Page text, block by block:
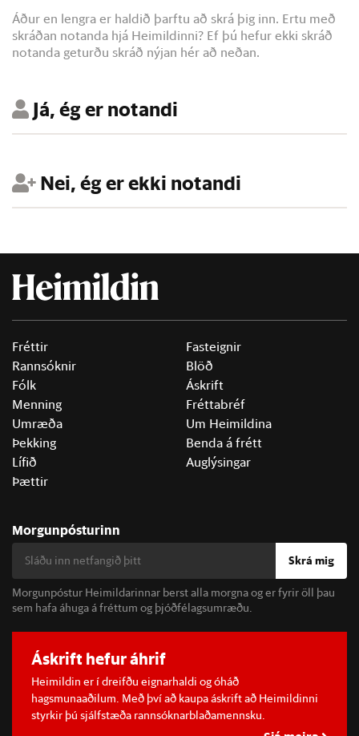
Áður en lengra er haldið þarftu að skrá þig inn. Ertu með
skráðan notanda hjá Heimildinni? Ef þú hefur ekki skráð
notanda geturðu skráð nýjan hér að neðan.
Já, ég er notandi
Nei, ég er ekki notandi
Fréttir
Rannsóknir
Fólk
Menning
Umræða
Þekking
Lífið
Þættir
Fasteignir
Blöð
Áskrift
Fréttabréf
Um Heimildina
Benda á frétt
Auglýsingar
Morgunpósturinn
Skrá mig
Morgunpóstur Heimildarinnar berst alla morgna og er fyrir öll þau
sem hafa áhuga á fréttum og þjóðfélagsumræðu.
Áskrift hefur áhrif
Heimildin er í dreifðu eignarhaldi og óháð
hagsmunaaðilum. Með því að kaupa áskrift að Heimildinni
styrkir þú sjálfstæða rannsóknarblaðamennsku.